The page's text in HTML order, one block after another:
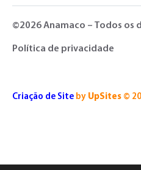
©2026 Anamaco – Todos os
Política de privacidade
Criação de Site by UpSites ©